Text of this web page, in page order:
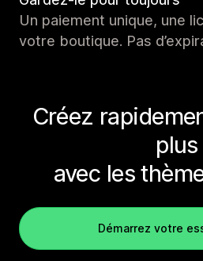
Un paiement unique, une
votre boutique. Pas
Créez
plus
avec les
Démarrez votre